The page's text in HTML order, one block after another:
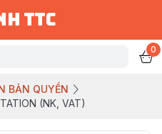
ttc
0
BẢN QUYỀN
(NK, VAT)